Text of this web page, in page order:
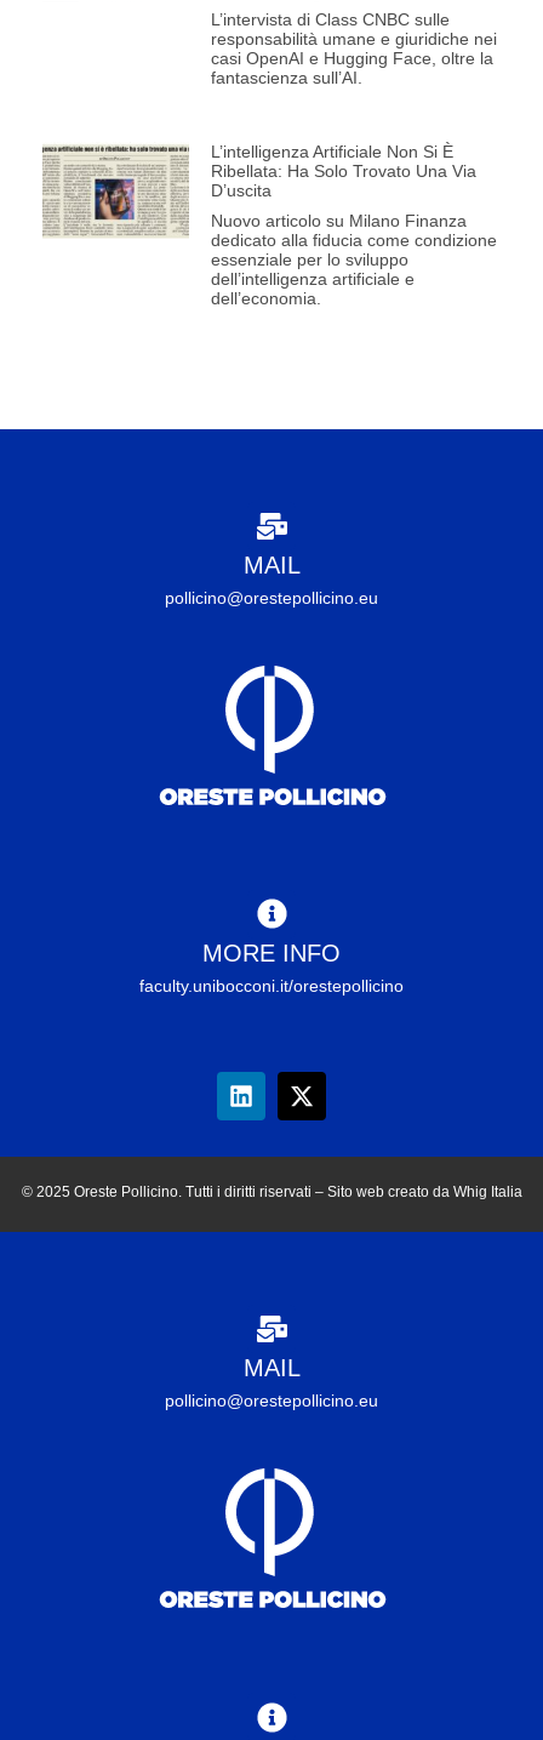
L’intervista di Class CNBC sulle
responsabilità umane e giuridiche nei
casi OpenAI e Hugging Face, oltre la
fantascienza sull’AI.
L’intelligenza Artificiale Non Si È
Ribellata: Ha Solo Trovato Una Via
D’uscita
Nuovo articolo su Milano Finanza
dedicato alla fiducia come condizione
essenziale per lo sviluppo
dell’intelligenza artificiale e
dell’economia.
MAIL
pollicino@orestepollicino.eu
MORE INFO
faculty.unibocconi.it/orestepollicino
© 2025 Oreste Pollicino. Tutti i diritti riservati – Sito web creato da Whig Italia
MAIL
pollicino@orestepollicino.eu